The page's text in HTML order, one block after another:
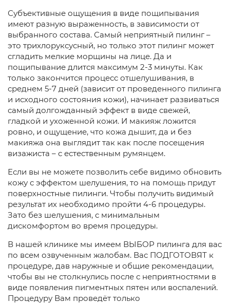
Субъективные ощущения в виде пощипывания
имеют разную выраженность, в зависимости от
выбранного состава. Самый неприятный пилинг –
это трихлоруксусный, но только этот пилинг может
сгладить мелкие морщины на лице. Да и
пощипывание длится максимум 2-3 минуты. Как
только закончится процесс отшелушивания, в
среднем 5-7 дней (зависит от проведенного пилинга
и исходного состояния кожи), начинает развиваться
самый долгожданный эффект в виде свежей,
гладкой и ухоженной кожи. И макияж ложится
ровно, и ощущение, что кожа дышит, да и без
макияжа она выглядит так как после посещения
визажиста – с естественным румянцем.
Если вы не можете позволить себе видимо обновить
кожу с эффектом шелушения, то на помощь придут
поверхностные пилинги. Чтобы получить видимый
результат их необходимо пройти 4-6 процедуры.
Зато без шелушения, с минимальным
дискомфортом во время процедуры.
В нашей клинике мы имеем ВЫБОР пилинга для вас
по всем озвученным жалобам. Вас ПОДГОТОВЯТ к
процедуре, дав наружные и общие рекомендации,
чтобы вы не столкнулись после с неприятностями в
виде появления пигментных пятен или воспалений.
Процедуру Вам проведёт только